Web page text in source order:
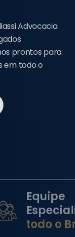
Advocacia
prontos para
em todo o
Equipe
todo o